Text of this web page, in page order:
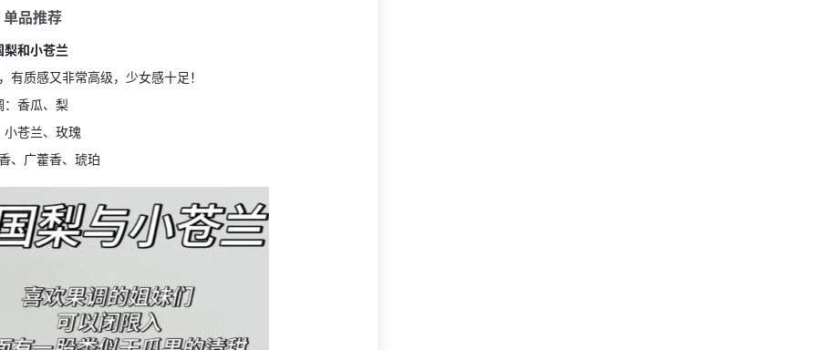
单品推荐
梨和小苍兰
有质感又非常高级，少女感十足！
：香瓜、梨
小苍兰、玫瑰
、广藿香、琥珀